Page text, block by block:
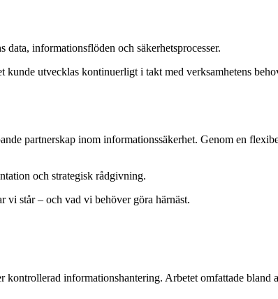
informationsflöden och säkerhetsprocesser.
kunde utvecklas kontinuerligt i takt med verksamhetens
partnerskap inom informationssäkerhet. Genom en
och strategisk rådgivning.
vi står – och vad vi behöver göra härnäst.
informationshantering. Arbetet omfattade bland